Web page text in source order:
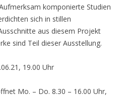
komponierte Studien
sich in stillen
aus diesem Projekt
sind Teil dieser Ausstellung.
19.00 Uhr
Mo. – Do. 8.30 – 16.00 Uhr,